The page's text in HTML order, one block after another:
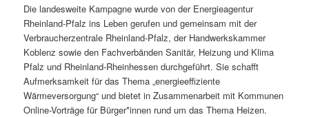
Die landesweite Kampagne wurde von der Energieagentur
Rheinland-Pfalz ins Leben gerufen und gemeinsam mit der
Verbraucherzentrale Rheinland-Pfalz, der Handwerkskammer
Koblenz sowie den Fachverbänden Sanitär, Heizung und Klima
Pfalz und Rheinland-Rheinhessen durchgeführt. Sie schafft
Aufmerksamkeit für das Thema „energieeffiziente
Wärmeversorgung“ und bietet in Zusammenarbeit mit Kommunen
Online-Vorträge für Bürger*innen rund um das Thema Heizen.